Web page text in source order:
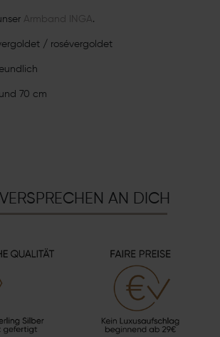
Armband INGA.
/ rosévergoldet
70 cm
AN DICH